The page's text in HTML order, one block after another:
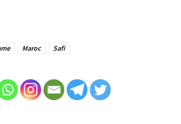
Maroc Safi